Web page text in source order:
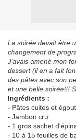
La soirée devait être
changement de
J'avais amené mon
dessert (il en a fait
des pâtes avec son
et une belle soirée!!!
Ingrédients :
- Pâtes cuites et
- Jambon cru
- 1 gros sachet
- 10 à 15 feuilles de